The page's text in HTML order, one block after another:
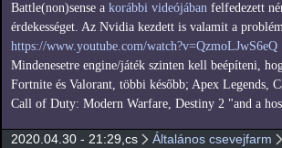
Battle(non)sense a korábbi videójában felfedezett
érdekességet. Az Nvidia kezdett is valamit a
https://www.youtube.com/watch?v=QzmoLJwS6eQ
Mindenesetre engine/játék szinten kell beépíteni,
Fortnite és Valorant, többi később; Apex Legends,
Call of Duty: Modern Warfare, Destiny 2 "and a
2020.04.30 - 21:29,cs Általános csevejfarm